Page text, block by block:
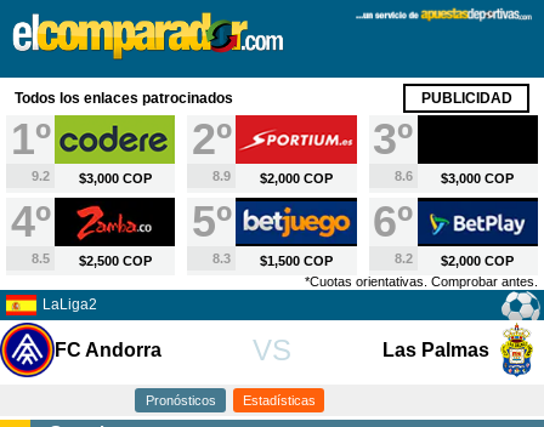
Todos los enlaces patrocinados PUBLICIDAD
1º
9.2 $3,000 COP
2º
8.9 $2,000 COP
3º
8.6 $3,000 COP
4º
8.5 $2,500 COP
5º
8.3 $1,500 COP
6º
8.2
$2,000 COP
*Cuotas orientativas. Comprobar antes.
LaLiga2
FC Andorra VS Las Palmas
Pronósticos Estadísticas
X
Fútbol
España
Primera División
Segunda División
Segunda B
Tercera División
Copa del Rey
Europa
Premier League